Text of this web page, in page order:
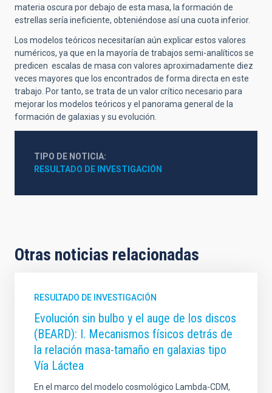
materia oscura por debajo de esta masa, la formación de
estrellas sería ineficiente, obteniéndose así una cuota inferior.
Los modelos teóricos necesitarían aún explicar estos valores
numéricos, ya que en la mayoría de trabajos semi-analíticos se
predicen escalas de masa con valores aproximadamente diez
veces mayores que los encontrados de forma directa en este
trabajo. Por tanto, se trata de un valor crítico necesario para
mejorar los modelos teóricos y el panorama general de la
formación de galaxias y su evolución.
TIPO DE NOTICIA
RESULTADO DE INVESTIGACIÓN
Otras noticias relacionadas
RESULTADO DE INVESTIGACIÓN
Evolución sin bulbo y el auge de los discos
(BEARD): I. Mecanismos físicos detrás de
la relación masa-tamaño en galaxias tipo
Vía Láctea
En el marco del modelo cosmológico Lambda-CDM,